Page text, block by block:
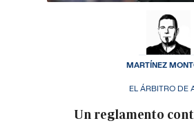
EL ÁRBITRO DE
Un reglamento
MARTÍNEZ